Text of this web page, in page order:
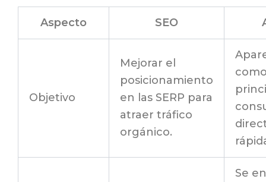
Aspecto SEO
Objetivo
Mejorar el
posicionamiento
en las SERP para
atraer tráfico
orgánico.
Se